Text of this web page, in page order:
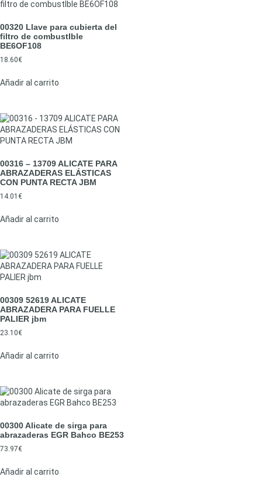
00320 Llave para cubierta del
filtro de combustIble
BE6OF108
18.60€
Añadir al carrito
00316 – 13709 ALICATE PARA
ABRAZADERAS ELÁSTICAS
CON PUNTA RECTA JBM
14.01 €
Añadir al carrito
00309 52619 ALICATE
ABRAZADERA PARA FUELLE
PALIER jbm
23.10€
Añadir al carrito
00300 Alicate de sirga para
abrazaderas EGR Bahco BE253
73.97€
Añadir al carrito